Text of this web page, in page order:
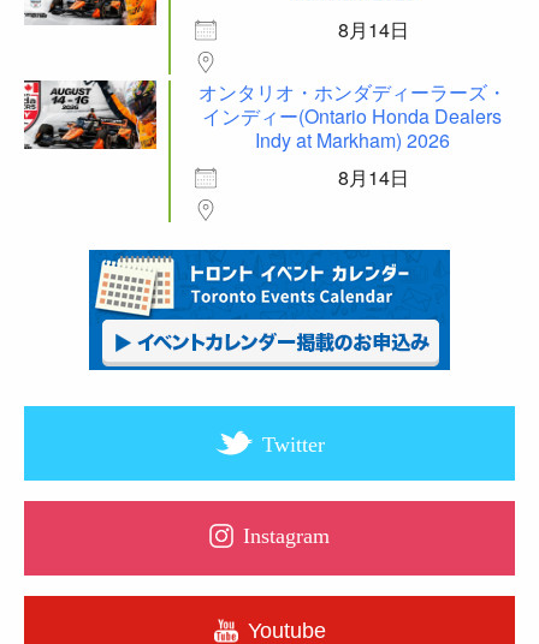
8月14日
オンタリオ・ホンダディーラーズ・
インディー(Ontario Honda Dealers
Indy at Markham) 2026
8月14日
Twitter
Instagram
Youtube